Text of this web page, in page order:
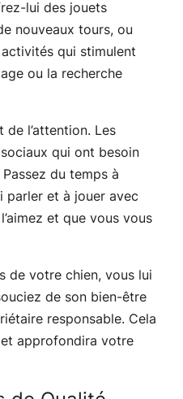
lui des jouets
nouveaux tours, ou
qui stimulent
ou la recherche
l’attention. Les
qui ont besoin
du temps à
parler et à jouer avec
et que vous vous
de votre chien, vous lui
de son bien-être
responsable. Cela
approfondira votre